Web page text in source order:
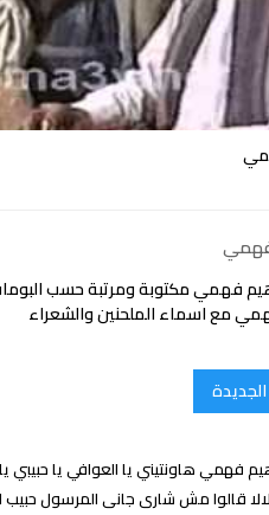
كلمات اغاني
فهمي
فهمي مكتوبة ومرتبة حسب
مع اسماء الملحنين والشعراء
فهمي هاونتيني يا العوافي يا حبيبي يا
قالوا مش شارى جانى المرسول حبيب